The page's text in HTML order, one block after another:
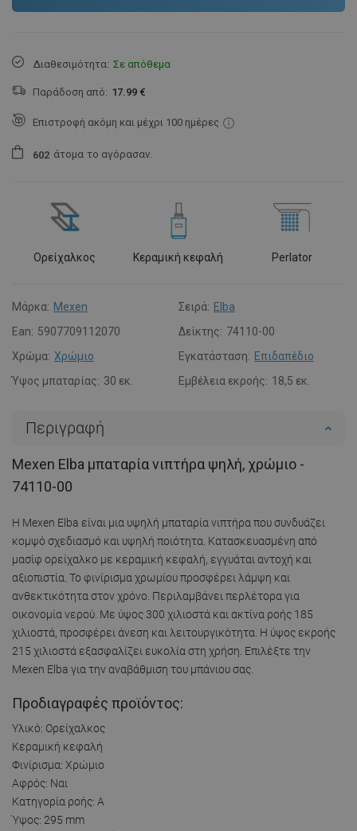
Διαθεσιμότητα: Σε απόθεμα
Παράδοση από: 17.99 €
Επιστροφή ακόμη και μέχρι 100 ημέρες
602 άτομα το αγόρασαν.
Ορείχαλκος Κεραμική κεφαλή Perlator
Μάρκα: Mexen Σειρά: Elba
Ean: 5907709112070 Δείκτης: 74110-00
Χρώμα: Χρώμιο Εγκατάσταση: Επιδαπέδιο
Ύψος μπαταρίας: 30 εκ. Εμβέλεια εκροής: 18,5 εκ.
Περιγραφή
Mexen Elba μπαταρία νιπτήρα ψηλή, χρώμιο -
74110-00
Η Mexen Elba είναι μια υψηλή μπαταρία νιπτήρα που συνδυάζει
κομψό σχεδιασμό και υψηλή ποιότητα. Κατασκευασμένη από
μασίφ ορείχαλκο με κεραμική κεφαλή, εγγυάται αντοχή και
αξιοπιστία. Το φινίρισμα χρωμίου προσφέρει λάμψη και
ανθεκτικότητα στον χρόνο. Περιλαμβάνει περλέτορα για
οικονομία νερού. Με ύψος 300 χιλιοστά και ακτίνα ροής 185
χιλιοστά, προσφέρει άνεση και λειτουργικότητα. Η ύψος εκροής
215 χιλιοστά εξασφαλίζει ευκολία στη χρήση. Επιλέξτε την
Mexen Elba για την αναβάθμιση του μπάνιου σας.
Προδιαγραφές προϊόντος:
Υλικό: Ορείχαλκος
Κεραμική κεφαλή
Φινίρισμα: Χρώμιο
Αφρός: Ναι
Κατηγορία ροής: A
Ύψος: 295 mm